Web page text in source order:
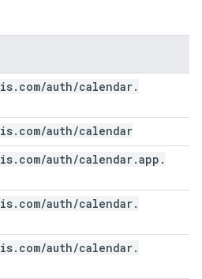
. com/auth/calendar.
. com/auth/calendar
. com/auth/calendar.app .
. com/auth/calendar.
. com/auth/calendar.